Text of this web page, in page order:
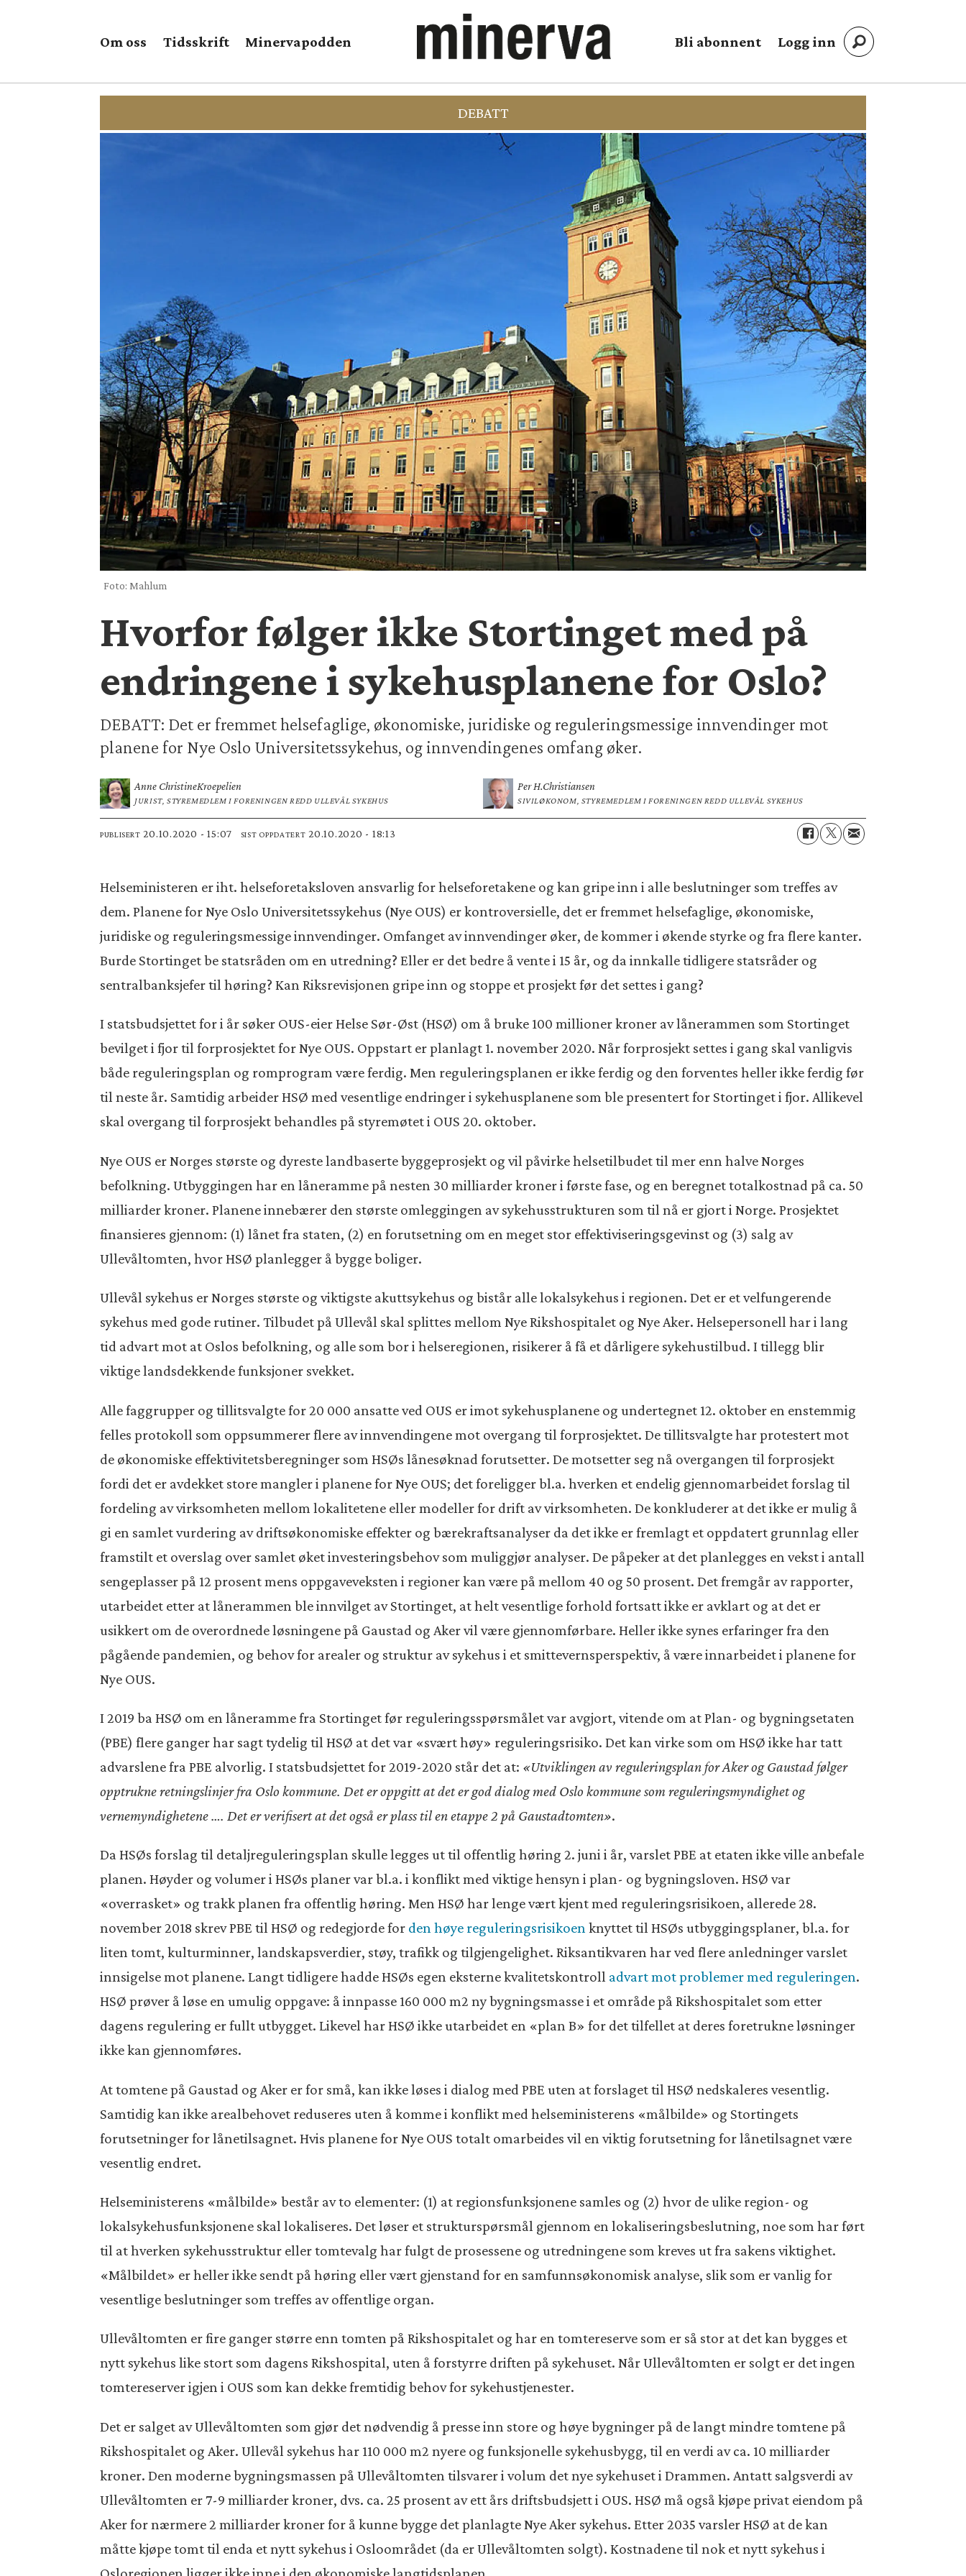
Om oss Tidsskrift Minervapodden Bli abonnent Logg inn
DEBATT
Foto: Mahlum
Hvorfor følger ikke Stortinget med på
endringene i sykehusplanene for Oslo?
DEBATT: Det er fremmet helsefaglige, økonomiske, juridiske og reguleringsmessige innvendinger mot
planene for Nye Oslo Universitetssykehus, og innvendingenes omfang øker.
Anne ChristineKroepelien
JURIST, STYREMEDLEM I FORENINGEN REDD ULLEVÅL SYKEHUS
Per H.Christiansen
SIVILØKONOM, STYREMEDLEM I FORENINGEN REDD ULLEVÅL SYKEHUS
PUBLISERT 20.10.2020 - 15:07 SIST OPPDATERT 20.10.2020 - 18:13
Helseministeren er iht. helseforetaksloven ansvarlig for helseforetakene og kan gripe inn i alle beslutninger som treffes av
dem. Planene for Nye Oslo Universitetssykehus (Nye OUS) er kontroversielle, det er fremmet helsefaglige, økonomiske,
juridiske og reguleringsmessige innvendinger. Omfanget av innvendinger øker, de kommer i økende styrke og fra flere kanter.
Burde Stortinget be statsråden om en utredning? Eller er det bedre å vente i 15 år, og da innkalle tidligere statsråder og
sentralbanksjefer til høring? Kan Riksrevisjonen gripe inn og stoppe et prosjekt før det settes i gang?
I statsbudsjettet for i år søker OUS-eier Helse Sør-Øst (HSØ) om å bruke 100 millioner kroner av lånerammen som Stortinget
bevilget i fjor til forprosjektet for Nye OUS. Oppstart er planlagt 1. november 2020. Når forprosjekt settes i gang skal vanligvis
både reguleringsplan og romprogram være ferdig. Men reguleringsplanen er ikke ferdig og den forventes heller ikke ferdig før
til neste år. Samtidig arbeider HSØ med vesentlige endringer i sykehusplanene som ble presentert for Stortinget i fjor. Allikevel
skal overgang til forprosjekt behandles på styremøtet i OUS 20. oktober.
Nye OUS er Norges største og dyreste landbaserte byggeprosjekt og vil påvirke helsetilbudet til mer enn halve Norges
befolkning. Utbyggingen har en låneramme på nesten 30 milliarder kroner i første fase, og en beregnet totalkostnad på ca. 50
milliarder kroner. Planene innebærer den største omleggingen av sykehusstrukturen som til nå er gjort i Norge. Prosjektet
finansieres gjennom: (1) lånet fra staten, (2) en forutsetning om en meget stor effektiviseringsgevinst og (3) salg av
Ullevåltomten, hvor HSØ planlegger å bygge boliger.
Ullevål sykehus er Norges største og viktigste akuttsykehus og bistår alle lokalsykehus i regionen. Det er et velfungerende
sykehus med gode rutiner. Tilbudet på Ullevål skal splittes mellom Nye Rikshospitalet og Nye Aker. Helsepersonell har i lang
tid advart mot at Oslos befolkning, og alle som bor i helseregionen, risikerer å få et dårligere sykehustilbud. I tillegg blir
viktige landsdekkende funksjoner svekket.
Alle faggrupper og tillitsvalgte for 20 000 ansatte ved OUS er imot sykehusplanene og undertegnet 12. oktober en enstemmig
felles protokoll som oppsummerer flere av innvendingene mot overgang til forprosjektet. De tillitsvalgte har protestert mot
de økonomiske effektivitetsberegninger som HSØs lånesøknad forutsetter. De motsetter seg nå overgangen til forprosjekt
fordi det er avdekket store mangler i planene for Nye OUS; det foreligger bl.a. hverken et endelig gjennomarbeidet forslag til
fordeling av virksomheten mellom lokalitetene eller modeller for drift av virksomheten. De konkluderer at det ikke er mulig å
gi en samlet vurdering av driftsøkonomiske effekter og bærekraftsanalyser da det ikke er fremlagt et oppdatert grunnlag eller
framstilt et overslag over samlet øket investeringsbehov som muliggjør analyser. De påpeker at det planlegges en vekst i antall
sengeplasser på 12 prosent mens oppgaveveksten i regioner kan være på mellom 40 og 50 prosent. Det fremgår av rapporter,
utarbeidet etter at lånerammen ble innvilget av Stortinget, at helt vesentlige forhold fortsatt ikke er avklart og at det er
usikkert om de overordnede løsningene på Gaustad og Aker vil være gjennomførbare. Heller ikke synes erfaringer fra den
pågående pandemien, og behov for arealer og struktur av sykehus i et smittevernsperspektiv, å være innarbeidet i planene for
Nye OUS.
I 2019 ba HSØ om en låneramme fra Stortinget før reguleringsspørsmålet var avgjort, vitende om at Plan- og bygningsetaten
(PBE) flere ganger har sagt tydelig til HSØ at det var «svært høy» reguleringsrisiko. Det kan virke som om HSØ ikke har tatt
advarslene fra PBE alvorlig. I statsbudsjettet for 2019-2020 står det at: «Utviklingen av reguleringsplan for Aker og Gaustad følger
opptrukne retningslinjer fra Oslo kommune. Det er oppgitt at det er god dialog med Oslo kommune som reguleringsmyndighet og
vernemyndighetene …. Det er verifisert at det også er plass til en etappe 2 på Gaustadtomten».
Da HSØs forslag til detaljreguleringsplan skulle legges ut til offentlig høring 2. juni i år, varslet PBE at etaten ikke ville anbefale
planen. Høyder og volumer i HSØs planer var bl.a. i konflikt med viktige hensyn i plan- og bygningsloven. HSØ var
«overrasket» og trakk planen fra offentlig høring. Men HSØ har lenge vært kjent med reguleringsrisikoen, allerede 28.
november 2018 skrev PBE til HSØ og redegjorde for den høye reguleringsrisikoen knyttet til HSØs utbyggingsplaner, bl.a. for
liten tomt, kulturminner, landskapsverdier, støy, trafikk og tilgjengelighet. Riksantikvaren har ved flere anledninger varslet
innsigelse mot planene. Langt tidligere hadde HSØs egen eksterne kvalitetskontroll advart mot problemer med reguleringen.
HSØ prøver å løse en umulig oppgave: å innpasse 160 000 m2 ny bygningsmasse i et område på Rikshospitalet som etter
dagens regulering er fullt utbygget. Likevel har HSØ ikke utarbeidet en «plan B» for det tilfellet at deres foretrukne løsninger
ikke kan gjennomføres.
At tomtene på Gaustad og Aker er for små, kan ikke løses i dialog med PBE uten at forslaget til HSØ nedskaleres vesentlig.
Samtidig kan ikke arealbehovet reduseres uten å komme i konflikt med helseministerens «målbilde» og Stortingets
forutsetninger for lånetilsagnet. Hvis planene for Nye OUS totalt omarbeides vil en viktig forutsetning for lånetilsagnet være
vesentlig endret.
Helseministerens «målbilde» består av to elementer: (1) at regionsfunksjonene samles og (2) hvor de ulike region- og
lokalsykehusfunksjonene skal lokaliseres. Det løser et strukturspørsmål gjennom en lokaliseringsbeslutning, noe som har ført
til at hverken sykehusstruktur eller tomtevalg har fulgt de prosessene og utredningene som kreves ut fra sakens viktighet.
«Målbildet» er heller ikke sendt på høring eller vært gjenstand for en samfunnsøkonomisk analyse, slik som er vanlig for
vesentlige beslutninger som treffes av offentlige organ.
Ullevåltomten er fire ganger større enn tomten på Rikshospitalet og har en tomtereserve som er så stor at det kan bygges et
nytt sykehus like stort som dagens Rikshospital, uten å forstyrre driften på sykehuset. Når Ullevåltomten er solgt er det ingen
tomtereserver igjen i OUS som kan dekke fremtidig behov for sykehustjenester.
Det er salget av Ullevåltomten som gjør det nødvendig å presse inn store og høye bygninger på de langt mindre tomtene på
Rikshospitalet og Aker. Ullevål sykehus har 110 000 m2 nyere og funksjonelle sykehusbygg, til en verdi av ca. 10 milliarder
kroner. Den moderne bygningsmassen på Ullevåltomten tilsvarer i volum det nye sykehuset i Drammen. Antatt salgsverdi av
Ullevåltomten er 7-9 milliarder kroner, dvs. ca. 25 prosent av ett års driftsbudsjett i OUS. HSØ må også kjøpe privat eiendom på
Aker for nærmere 2 milliarder kroner for å kunne bygge det planlagte Nye Aker sykehus. Etter 2035 varsler HSØ at de kan
måtte kjøpe tomt til enda et nytt sykehus i Osloområdet (da er Ullevåltomten solgt). Kostnadene til nok et nytt sykehus i